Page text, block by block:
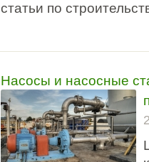
статьи по
Насосы и насосные